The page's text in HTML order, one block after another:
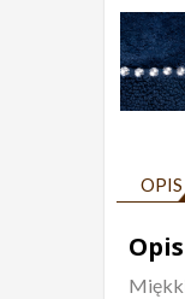
OPIS
Opis